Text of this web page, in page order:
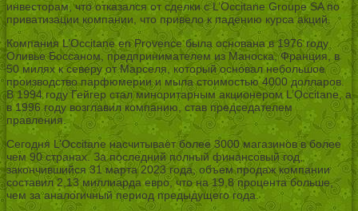
инвесторам, что отказался от сделки с L’Occitane Groupe SA по
приватизации компании, что привело к падению курса акций.
Компания L’Occitane en Provence была основана в 1976 году
Оливье Боссаном, предпринимателем из Маноска, Франция, в
50 милях к северу от Марселя, который основал небольшое
производство парфюмерии и мыла стоимостью 4000 долларов.
В 1994 году Гейгер стал миноритарным акционером L’Occitane, а
в 1996 году возглавил компанию, став председателем
правления.
Сегодня L’Occitane насчитывает более 3000 магазинов в более
чем 90 странах. За последний полный финансовый год,
закончившийся 31 марта 2023 года, объем продаж компании
составил 2,13 миллиарда евро, что на 19,8 процента больше,
чем за аналогичный период предыдущего года.